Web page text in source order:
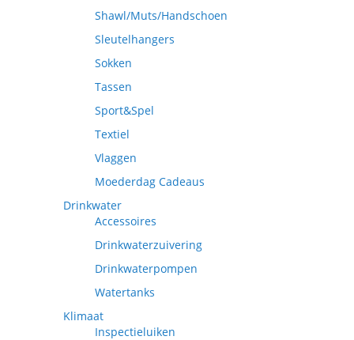
Shawl/Muts/Handschoen
Sleutelhangers
Sokken
Tassen
Sport&Spel
Textiel
Vlaggen
Moederdag Cadeaus
Drinkwater
Accessoires
Drinkwaterzuivering
Drinkwaterpompen
Watertanks
Klimaat
Inspectieluiken